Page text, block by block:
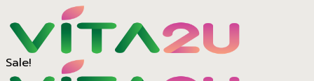
to
content
Sale!